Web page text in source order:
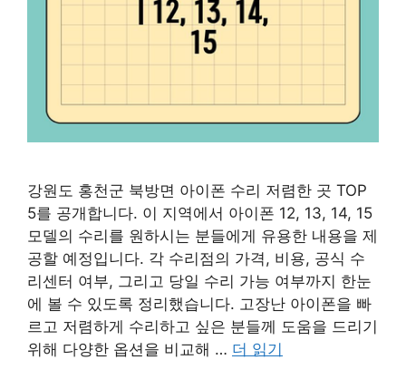
강원도 홍천군 북방면 아이폰 수리 저렴한 곳 TOP
5를 공개합니다. 이 지역에서 아이폰 12, 13, 14, 15
모델의 수리를 원하시는 분들에게 유용한 내용을 제
공할 예정입니다. 각 수리점의 가격, 비용, 공식 수
리센터 여부, 그리고 당일 수리 가능 여부까지 한눈
에 볼 수 있도록 정리했습니다. 고장난 아이폰을 빠
르고 저렴하게 수리하고 싶은 분들께 도움을 드리기
위해 다양한 옵션을 비교해 … 더 읽기